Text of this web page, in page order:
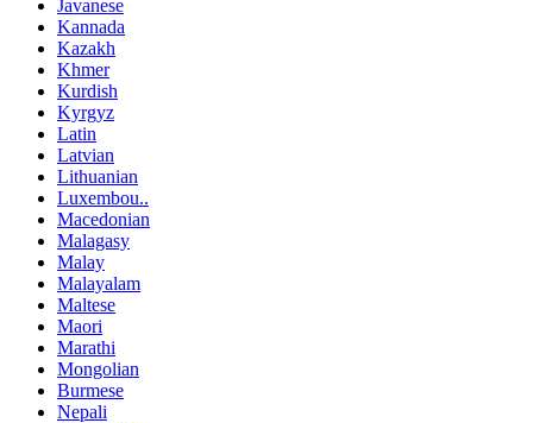
Javanese
Kannada
Kazakh
Khmer
Kurdish
Kyrgyz
Latin
Latvian
Lithuanian
Luxembou..
Macedonian
Malagasy
Malay
Malayalam
Maltese
Maori
Marathi
Mongolian
Burmese
Nepali